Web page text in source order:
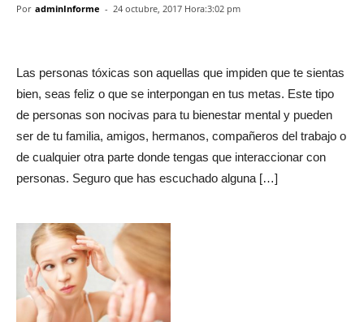
Por adminInforme - 24 octubre, 2017 Hora:3:02 pm
Las personas tóxicas son aquellas que impiden que te sientas
bien, seas feliz o que se interpongan en tus metas. Este tipo
de personas son nocivas para tu bienestar mental y pueden
ser de tu familia, amigos, hermanos, compañeros del trabajo o
de cualquier otra parte donde tengas que interaccionar con
personas. Seguro que has escuchado alguna […]